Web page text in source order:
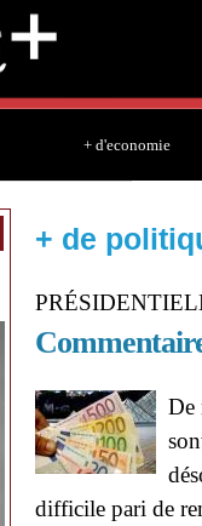
+ d'economie
+ de
De
difficile pari de